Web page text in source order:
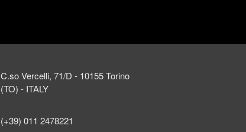
C.so Vercelli, 71/D - 10155 Torino
(TO) - ITALY
(+39) 011 2478221